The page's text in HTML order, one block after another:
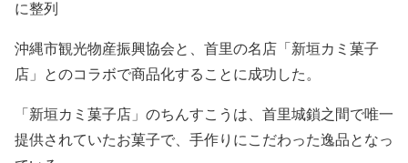
に整列
沖縄市観光物産振興協会と、首里の名店「新垣カミ菓子
店」とのコラボで商品化するこ とに成功した。
「新垣カミ菓子店」のちんすこう は、首里城鎖之間で唯一
提供されていたお菓子で、手作りにこだわった逸品となっ